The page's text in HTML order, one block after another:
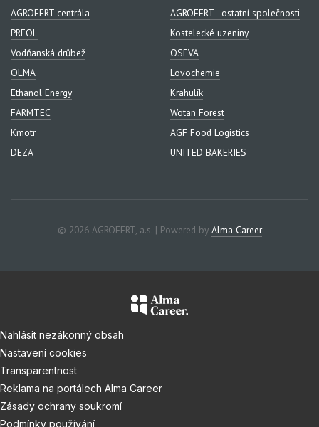
AGROFERT centrála
AGROFERT - ostatní společnosti
PREOL
Kostelecké uzeniny
Vodňanská drůbež
OSEVA
OLMA
Lovochemie
Ethanol Energy
Krahulík
FARMTEC
Wotan Forest
Kmotr
AGF Food Logistics
DEZA
UNITED BAKERIES
© 2026 AGROFERT, a.s. | Powered by Alma Career
Nahlásit nezákonný obsah
Nastavení cookies
Transparentnost
Reklama na portálech Alma Career
Zásady ochrany soukromí
Podmínky používání